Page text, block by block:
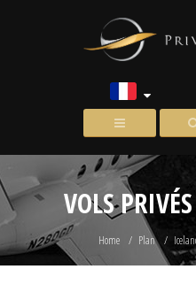
VOLS
Home Plan